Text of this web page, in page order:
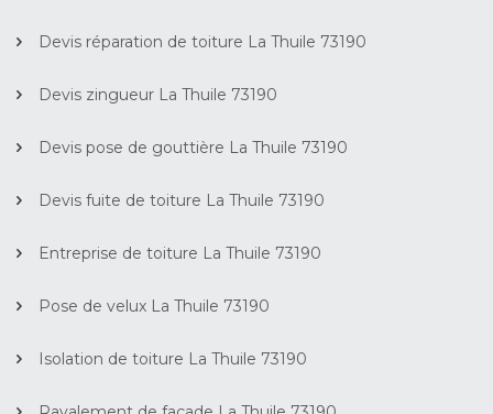
Devis réparation de toiture La Thuile 73190
Devis zingueur La Thuile 73190
Devis pose de gouttière La Thuile 73190
Devis fuite de toiture La Thuile 73190
Entreprise de toiture La Thuile 73190
Pose de velux La Thuile 73190
Isolation de toiture La Thuile 73190